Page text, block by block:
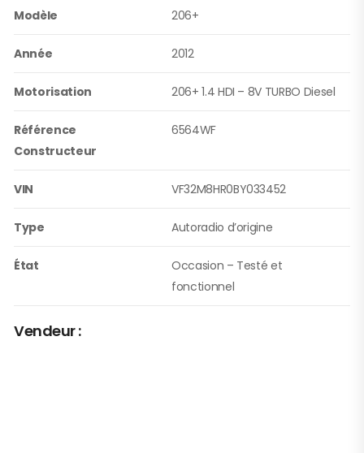
Modèle 206+
Année 2012
Motorisation 206+ 1.4 HDI – 8V TURBO Diesel
Référence
Constructeur
6564WF
VIN VF32M8HR0BY033452
Type Autoradio d’origine
État
Occasion – Testé et
fonctionnel
Vendeur :